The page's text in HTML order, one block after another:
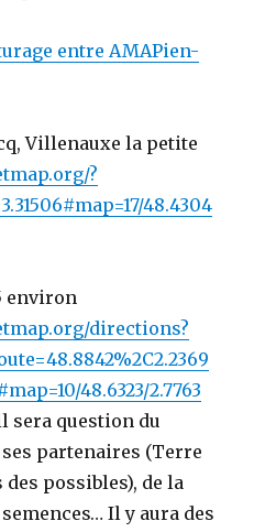
entre AMAPien-
Villenauxe la petite
?
48.4304
environ
directions?
48.6323/2.7763
sera question du
ses partenaires (Terre
possibles), de la
Il y aura des